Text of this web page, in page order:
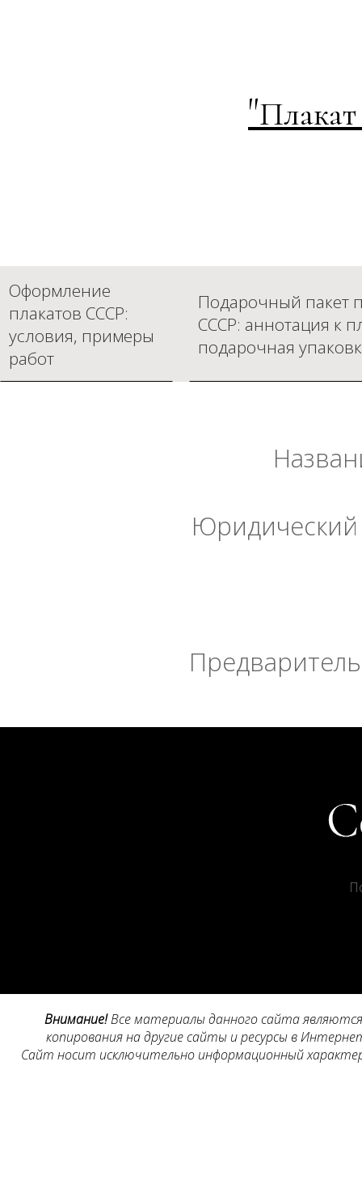
"
Оформление
плакатов СССР:
условия, примеры
работ
Подарочный пакет
СССР: аннотация к
подарочная
Внимание!Все материалы данного сайта
копирования на другие сайты и ресурсы в
Сайт носит исключительно информационный